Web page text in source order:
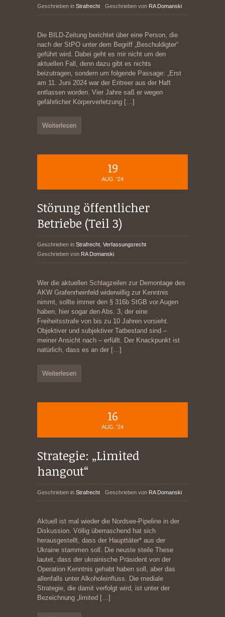
Geschrieben in Strafrecht Geschrieben von RA Domanski
Die BILD-Zeitung berichtet über eine Person, die
nach der StPO unter dem Begriff „Beschuldigter“
geführt wird. Dabei geht es mir nicht um den
aktuellen Fall, denn dazu gibt es nichts
beizutragen, sondern um folgende Passage: „Erst
am 11. Juni 2024 war der Eritreer aus der Haft
entlassen worden. Vier Jahre saß er wegen
gefährlicher Körperverletzung […]
Weiterlesen
19
AUG. '24
Störung öffentlicher
Betriebe (Teil 3)
Geschrieben in Strafrecht Verfassungsrecht
Geschrieben von RA Domanski
Wer die aktuellen Schlagzeilen zur Demontage des
AKW Grafenrheinfeld widerwillig zur Kenntnis
nimmt, sollte immer den § 316b StGB vor Augen
haben, hier sogar den Abs. 3, der eine
Freiheitsstrafe von bis zu 10 Jahren vorsieht.
Objektiver und subjektiver Tatbestand sind –
meiner Ansicht nach – erfüllt. Der Knackpunkt ist
natürlich, dass es an der […]
Weiterlesen
16
AUG. '24
Strategie: „Limited
hangout“
Geschrieben in Strafrecht Geschrieben von RA Domanski
Aktuell ist mal wieder die Nordsee-Pipeline in der
Diskussion. Völlig überraschend hat sich
herausgestellt, dass der Haupttäter* aus der
Ukraine stammen soll. Die neuste steile These
lautet, dass der ukrainische Präsident von der
Operation Kenntnis gehabt haben soll, aber das
allenfalls unter Alkoholeinfluss. Die mediale
Strategie, die damit verfolgt wird, ist unter der
Bezeichnung „limited […]